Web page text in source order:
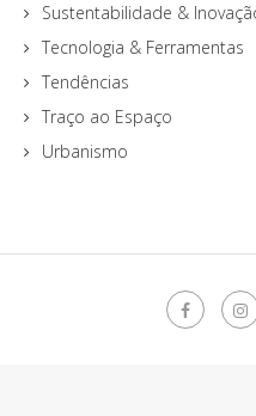
Sustentabilidade &
Tecnologia & Ferramentas
Tendências
Traço ao Espaço
Urbanismo